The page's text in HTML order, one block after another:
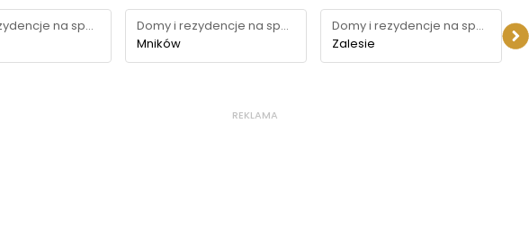
Domy i rezydencje na sprzedaż
Domy i rezydencje na sprzedaż
Mników
Domy i rezydencje na sprzedaż
Zalesie
REKLAMA